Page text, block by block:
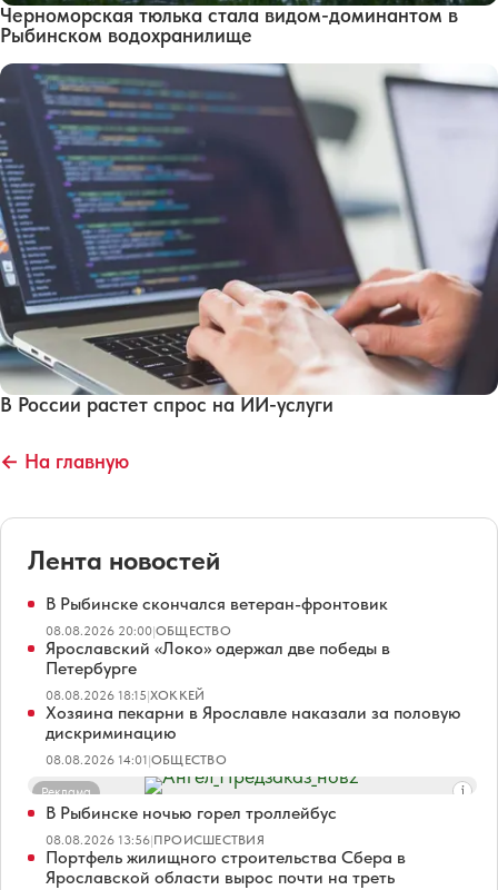
Черноморская тюлька стала видом-доминантом в
Рыбинском водохранилище
В России растет спрос на ИИ-услуги
← На главную
Лента новостей
В Рыбинске скончался ветеран-фронтовик
08.08.2026 20:00|ОБЩЕСТВО
Ярославский «Локо» одержал две победы в
Петербурге
08.08.2026 18:15|ХОККЕЙ
Хозяина пекарни в Ярославле наказали за половую
дискриминацию
08.08.2026 14:01|ОБЩЕСТВО
Реклама
В Рыбинске ночью горел троллейбус
08.08.2026 13:56|ПРОИСШЕСТВИЯ
Портфель жилищного строительства Сбера в
Ярославской области вырос почти на треть